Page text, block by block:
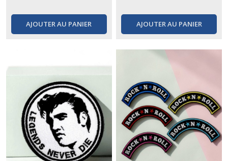
AJOUTER AU PANIER AJOUTER AU PANIER